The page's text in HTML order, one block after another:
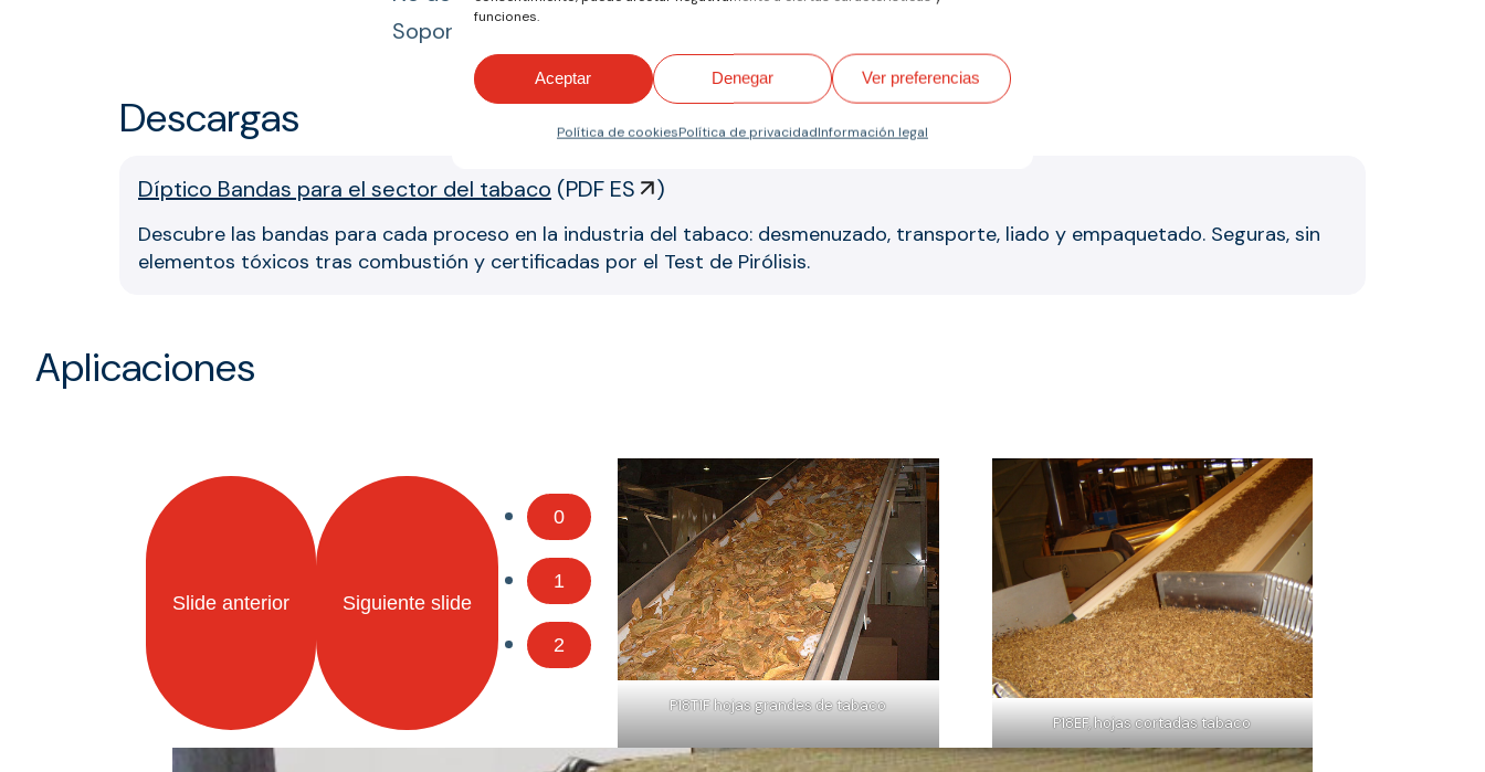
funciones.
Aceptar Denegar Ver preferencias
Política de cookiesPolítica de privacidadInformación legal
Soportan condiciones de fricción sin deteriorarse rápidamente.
Descargas
Díptico Bandas para el sector del tabaco (PDF ES )
Descubre las bandas para cada proceso en la industria del tabaco: desmenuzado, transporte, liado y empaquetado. Seguras, sin
elementos tóxicos tras combustión y certificadas por el Test de Pirólisis.
Aplicaciones
Slide anterior Siguiente slide
0
1
2
P18T1F hojas grandes de tabaco
P18EF, hojas cortadas tabaco